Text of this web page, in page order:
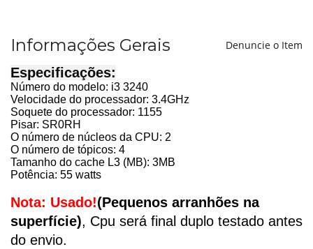
Informações Gerais Denuncie o Item
Especificações:
Número do modelo: i3 3240
Velocidade do processador: 3.4GHz
Soquete do processador: 1155
Pisar: SR0RH
O número de núcleos da CPU: 2
O número de tópicos: 4
Tamanho do cache L3 (MB): 3MB
Potência: 55 watts
Nota: Usado!(Pequenos arranhões na
superfície), Cpu será final duplo testado antes
do envio.